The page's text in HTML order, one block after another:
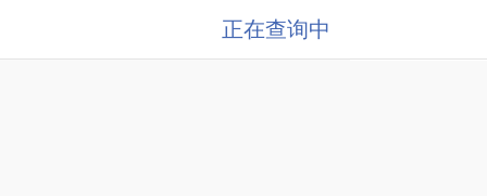
正在查询中